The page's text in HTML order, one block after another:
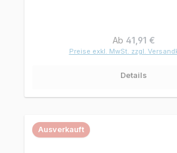
Regulärer Preis:
Ab 41,91 €
Preise exkl. MwSt. zzgl.
Details
Ausverkauft